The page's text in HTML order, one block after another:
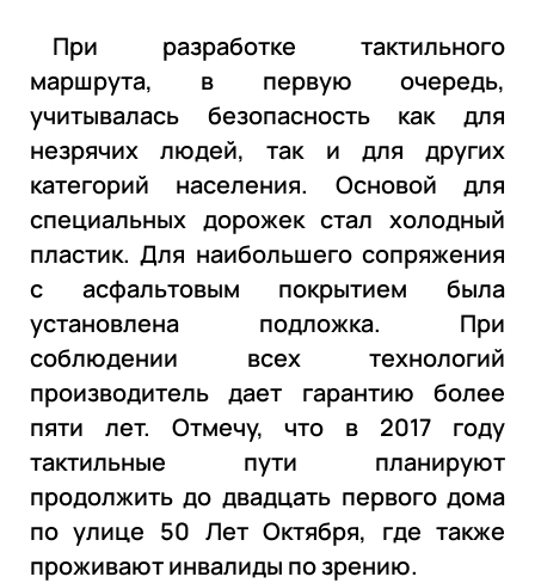
При разработке тактильного
маршрута, в первую очередь,
учитывалась безопасность как для
незрячих людей, так и для других
категорий населения. Основой для
специальных дорожек стал холодный
пластик. Для наибольшего сопряжения
с асфальтовым покрытием была
установлена подложка. При
соблюдении всех технологий
производитель дает гарантию более
пяти лет. Отмечу, что в 2017 году
тактильные пути планируют
продолжить до двадцать первого дома
по улице 50 Лет Октября, где также
проживают инвалиды по зрению.